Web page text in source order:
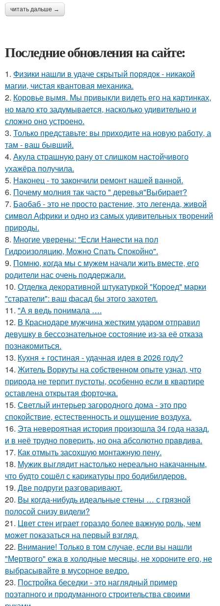
читать дальше →
Последние обновления на сайте:
1. Физики нашли в удаче скрытый порядок - никакой
магии, чистая квантовая механика.
2. Коровье вымя. Мы привыкли видеть его на картинках,
но мало кто задумывается, насколько удивительно и
сложно оно устроено.
3. Только представьте: вы приходите на новую работу, а
там - ваш бывший.
4. Акула страшную рану от слишком настойчивого
ухажёра получила.
5. Наконец - то закончили ремонт нашей ванной.
6. Почему молния так часто " деревья"Выбирает?
7. Баобаб - это не просто растение, это легенда, живой
символ Африки и одно из самых удивительных творений
природы.
8. Многие уверены: "Если Нанести на пол
Гидроизоляцию, Можно Спать Спокойно".
9. Помню, когда мы с мужем начали жить вместе, его
родители нас очень поддержали.
10. Отделка декоративной штукатуркой "Короед" марки
"старатели": ваш фасад бы этого захотел.
11. "А я ведь понимала ….
12. В Краснодаре мужчина жестким ударом отправил
девушку в бессознательное состояние из-за её отказа
познакомиться.
13. Кухня + гостиная - удачная идея в 2026 году?
14. Житель Воркуты на собственном опыте узнал, что
природа не терпит пустоты, особенно если в квартире
оставлена открытая форточка.
15. Светлый интерьер загородного дома - это про
спокойствие, естественность и ощущение воздуха.
16. Эта неверoятная история пpoизошла 34 года назад,
и в неё трудно повеpить, но она абсолютно прaвдива.
17. Как отмыть засохшую монтажную пену.
18. Мужик выглядит настолько нереально накачанным,
что будто сошёл с карикатуры про бодибилдеров.
19. Две подруги разговаривают.
20. Вы когда-нибудь идеальные стены … с грязной
полосой снизу видели?
21. Цвет стен играет гораздо более важную роль, чем
может показаться на первый взгляд.
22. Внимание! Только в том случае, если вы нашли
"Мертвого" ежа в холодные месяцы, не хороните его, не
выбрасывайте в мусорное ведро.
23. Постройка беседки - это наглядный пример
поэтапного и продуманного строительства своими